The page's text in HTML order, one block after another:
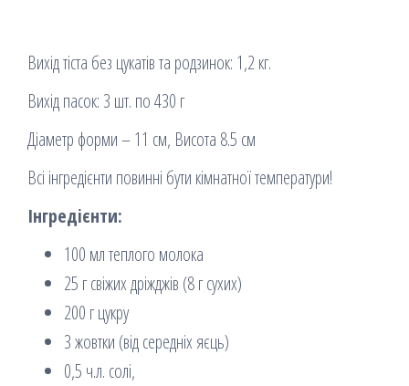
Вихід тіста без цукатів та родзинок: 1,2 кг.
Вихід пасок: 3 шт. по 430 г
Діаметр форми – 11 см, Висота 8.5 см
Всі інгредієнти повинні бути кімнатної температури!
Інгредієнти:
100 мл теплого молока
25 г свіжих дріжджів (8 г сухих)
200 г цукру
3 жовтки (від середніх яєць)
0,5 ч.л. солі,